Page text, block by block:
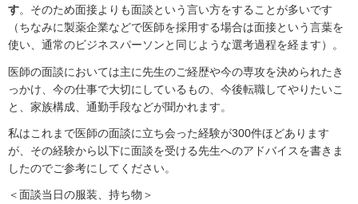
す。そのため面接よりも面談という言い方をすることが多いです
（ちなみに製薬企業などで医師を採用する場合は面接という言葉を
使い、通常のビジネスパーソンと同じような選考過程を経ます）。
医師の面談においては主に先生のご経歴や今の専攻を決められたき
っかけ、今の仕事で大切にしているもの、今後転職してやりたいこ
と、家族構成、通勤手段などが聞かれます。
私はこれまで医師の面談に立ち会った経験が300件ほどあります
が、その経験から以下に面談を受ける先生へのアドバイスを書きま
したのでご参考にしてください。
＜面談当日の服装、持ち物＞